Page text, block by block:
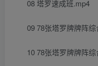
08 塔罗速成班.mp4
09 78张塔罗牌牌阵
10 78张塔罗牌牌阵